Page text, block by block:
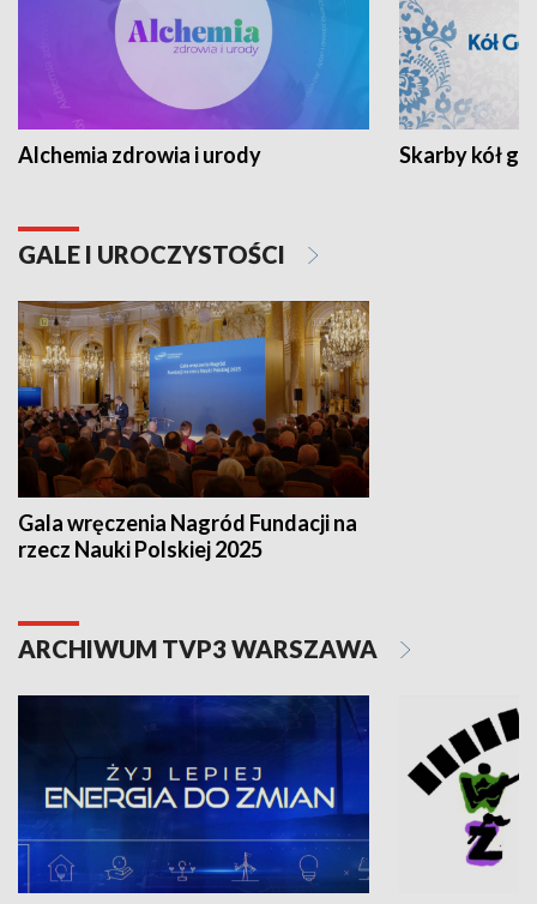
Alchemia zdrowia i urody Skarby kół
GALE I UROCZYSTOŚCI
Gala wręczenia Nagród Fundacji na
rzecz Nauki Polskiej 2025
ARCHIWUM TVP3 WARSZAWA